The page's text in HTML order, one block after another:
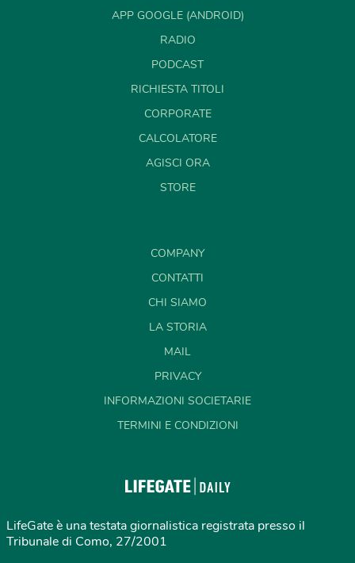
APP GOOGLE (ANDROID)
RADIO
PODCAST
RICHIESTA TITOLI
CORPORATE
CALCOLATORE
AGISCI ORA
STORE
COMPANY
CONTATTI
CHI SIAMO
LA STORIA
MAIL
PRIVACY
INFORMAZIONI SOCIETARIE
TERMINI E CONDIZIONI
LifeGate è una testata giornalistica registrata presso il
Tribunale di Como, 27/2001